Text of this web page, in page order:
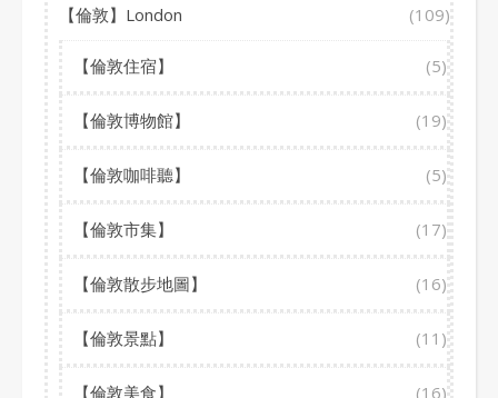
【倫敦】London (109)
【倫敦住宿】 (5)
【倫敦博物館】 (19)
【倫敦咖啡聽】 (5)
【倫敦市集】 (17)
【倫敦散步地圖】 (16)
【倫敦景點】 (11)
【倫敦美食】 (16)